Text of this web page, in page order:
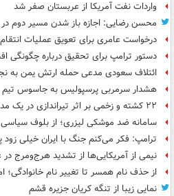
واردات نفت آمریکا از عربستان صفر شد
محسن رضایی: اجازه باز شدن مسیر دوم در
درخواست عامری برای تعویق عملیات
دستور ترامپ برای تحقیق درباره چگونگی
ائتلاف سعودی مدعی حمله ارتش یمن به
هشدار سرمربی پرسپولیس به جاسوس تیم
۲۲ کشته و زخمی بر اثر تیراندازی در یک مدرسه در تایلند+ فیلم
سامانه ضد موشکی لیزری؛ از بلوف سیاسی
ترامپ: فکر می‌کنم جنگ با ایران خیلی زود
نیمی از آمریکایی‌ها از تشدید هرج‌ومرج
از حذف نام همسر تا تغییر نام
نمایی زیبا از تنگه کریان جزیره قشم